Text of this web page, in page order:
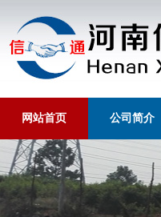
网站首页 公司简介